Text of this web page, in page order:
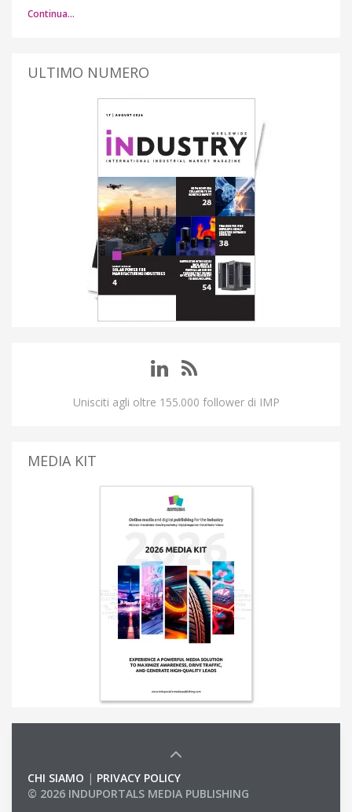
Continua…
ULTIMO NUMERO
Unisciti agli oltre 155.000 follower di IMP
MEDIA KIT
CHI SIAMO | PRIVACY POLICY
© 2026 INDUPORTALS MEDIA PUBLISHING